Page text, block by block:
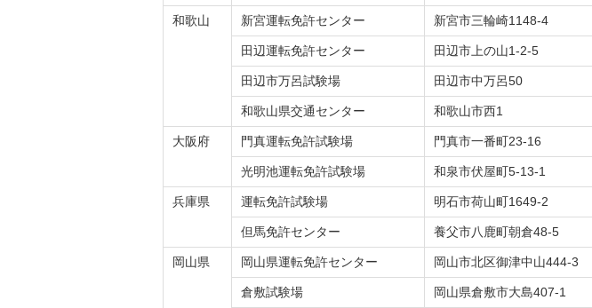
和歌山 新宮運転免許センター 新宮市三輪崎1148-4
田辺運転免許センター 田辺市上の山1-2-5
田辺市万呂試験場 田辺市中万呂50
和歌山県交通センター 和歌山市西1
大阪府 門真運転免許試験場 門真市一番町23-16
光明池運転免許試験場 和泉市伏屋町5-13-1
兵庫県 運転免許試験場 明石市荷山町1649-2
但馬免許センター 養父市八鹿町朝倉48-5
岡山県 岡山県運転免許センター 岡山市北区御津中山444-3
倉敷試験場 岡山県倉敷市大島407-1